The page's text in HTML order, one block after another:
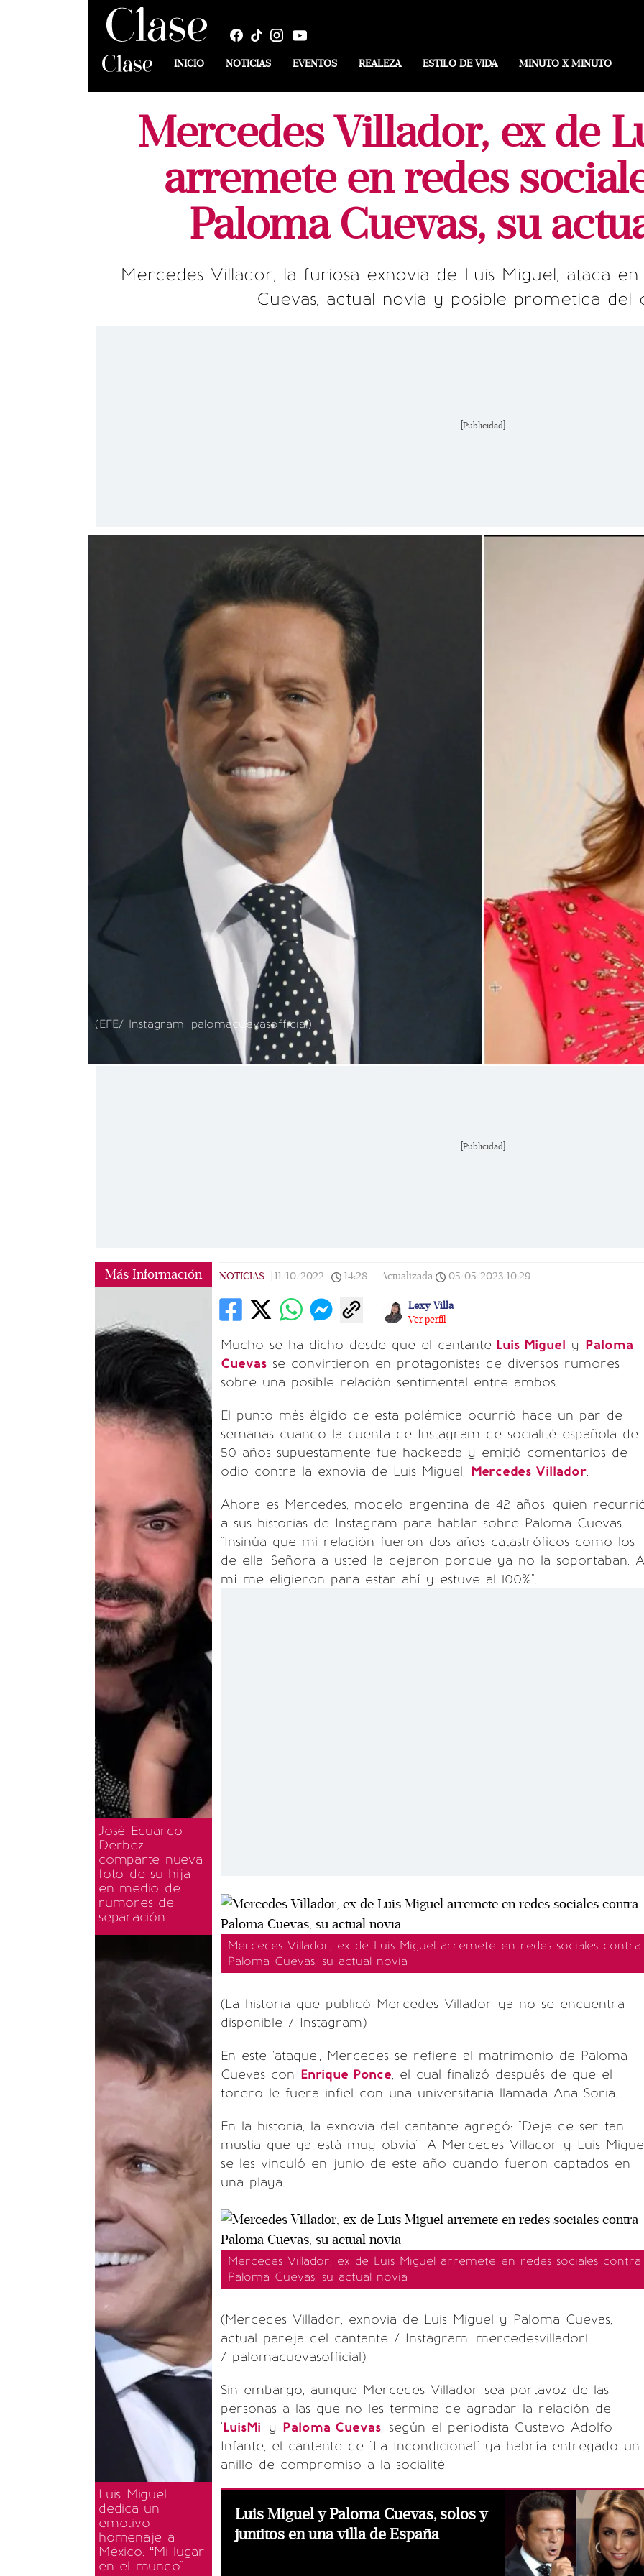
INICIO NOTICIAS EVENTOS REALEZA ESTILO DE VIDA MINUTO X MINUTO
Mercedes Villador, ex de
arremete en redes
Paloma Cuevas, su
Mercedes Villador, la furiosa exnovia de Luis Miguel, ataca
Cuevas, actual novia y posible prometida del
[Publicidad]
(EFE/ Instagram: palomacuevasofficial)
[Publicidad]
Más Información
José Eduardo
Derbez
comparte nueva
foto de su hija
en medio de
rumores de
separación
Luis Miguel
dedica un
emotivo
homenaje a
México: “Mi lugar
en el mundo"
NOTICIAS 11/10/2022 14:28 Actualizada 05/05/2023 10:29
Lexy Villa
Ver perfil
Mucho se ha dicho desde que el cantante Luis Miguel y Paloma
Cuevas se convirtieron en protagonistas de diversos rumores
sobre una posible relación sentimental entre ambos.
El punto más álgido de esta polémica ocurrió hace un par de
semanas cuando la cuenta de Instagram de socialité española de
50 años supuestamente fue hackeada y emitió comentarios de
odio contra la exnovia de Luis Miguel, Mercedes Villador.
Ahora es Mercedes, modelo argentina de 42 años, quien
a sus historias de Instagram para hablar sobre Paloma Cuevas.
"Insinúa que mi relación fueron dos años catastróficos como los
de ella. Señora a usted la dejaron porque ya no la soportaban. A
mí me eligieron para estar ahí y estuve al 100%".
Mercedes Villador, ex de Luis Miguel arremete en redes sociales contra
Paloma Cuevas, su actual novia
(La historia que publicó Mercedes Villador ya no se encuentra
disponible / Instagram)
En este 'ataque', Mercedes se refiere al matrimonio de Paloma
Cuevas con Enrique Ponce, el cual finalizó después de que el
torero le fuera infiel con una universitaria llamada Ana Soria.
En la historia, la exnovia del cantante agregó: "Deje de ser tan
mustia que ya está muy obvia". A Mercedes Villador y Luis
se les vinculó en junio de este año cuando fueron captados en
una playa.
Mercedes Villador, ex de Luis Miguel arremete en redes sociales contra
Paloma Cuevas, su actual novia
(Mercedes Villador, exnovia de Luis Miguel y Paloma Cuevas,
actual pareja del cantante / Instagram: mercedesvillador1
/ palomacuevasofficial)
Sin embargo, aunque Mercedes Villador sea portavoz de las
personas a las que no les termina de agradar la relación de
'LuisMi' y Paloma Cuevas, según el periodista Gustavo Adolfo
Infante, el cantante de "La Incondicional" ya habría entregado un
anillo de compromiso a la socialité.
Luis Miguel y Paloma Cuevas, solos y
juntitos en una villa de España